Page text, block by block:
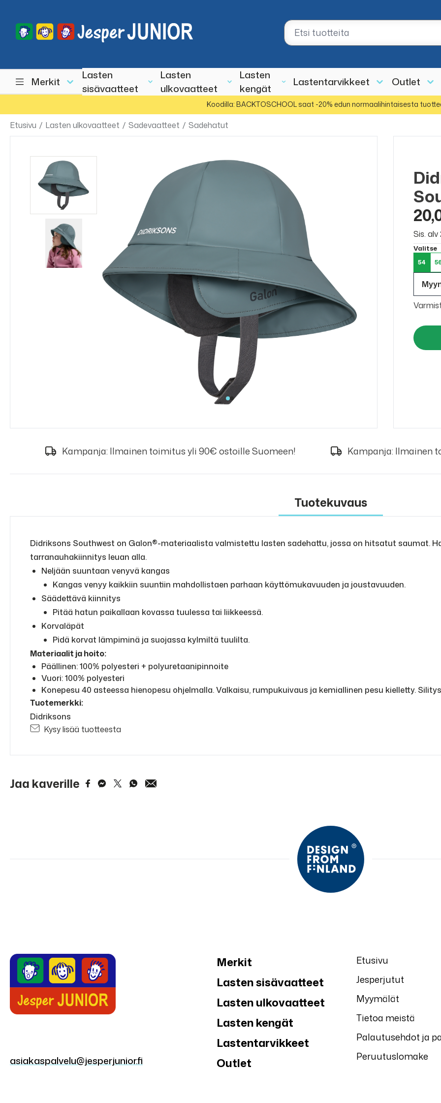
Merkit
Lasten
sisävaatteet
Lasten
ulkovaatteet
Lasten
kengät
Lastentarvikkeet Outlet
Koodilla: BACKTOSCHOOL saat -20% edun normaalihintaisesta
Etusivu / Lasten ulkovaatteet / Sadevaatteet / Sadehatut
Sis. alv
Valitse
54
Kampanja: Ilmainen toimitus yli 90€ ostoille Suomeen! Kampanja: Ilmainen
Tuotekuvaus
Didriksons Southwest on Galon®-materiaalista valmistettu lasten sadehattu, jossa on hitsatut saumat.
tarranauhakiinnitys leuan alla.
Neljään suuntaan venyvä kangas
Kangas venyy kaikkiin suuntiin mahdollistaen parhaan käyttömukavuuden ja joustavuuden.
Säädettävä kiinnitys
Pitää hatun paikallaan kovassa tuulessa tai liikkeessä.
Korvaläpät
Pidä korvat lämpiminä ja suojassa kylmiltä tuulilta.
Materiaalit ja hoito:
Päällinen: 100% polyesteri + polyuretaanipinnoite
Vuori: 100% polyesteri
Konepesu 40 asteessa hienopesu ohjelmalla. Valkaisu, rumpukuivaus ja kemiallinen pesu kielletty.
Tuotemerkki:
Didriksons
Kysy lisää tuotteesta
Jaa kaverille
asiakaspalvelu@jesperjunior.fi
Merkit
Lasten sisävaatteet
Lasten ulkovaatteet
Lasten kengät
Lastentarvikkeet
Outlet
Etusivu
Jesperjutut
Myymälät
Tietoa meistä
Palautusehdot ja
Peruutuslomake